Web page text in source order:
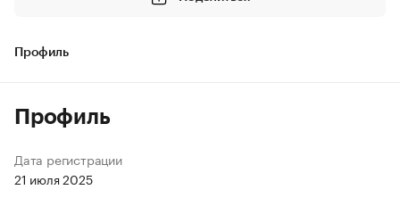
Профиль
Профиль
Дата регистрации
21 июля 2025